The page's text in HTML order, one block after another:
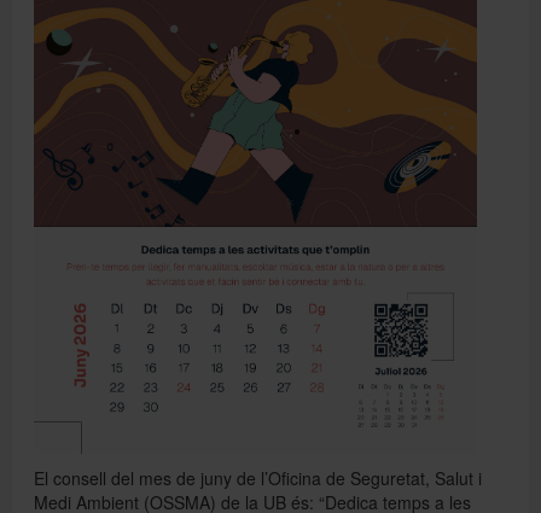
Directori
Español
English
El consell del mes de juny de l’Oficina de Seguretat, Salut i
Medi Ambient (OSSMA) de la UB és: “Dedica temps a les